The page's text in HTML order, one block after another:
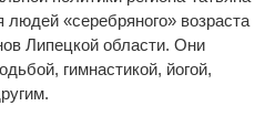
людей «серебряного» возраста
Липецкой области. Они
гимнастикой, йогой,